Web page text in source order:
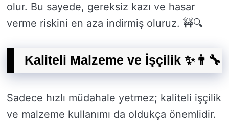
olur. Bu sayede, gereksiz kazı ve hasar
verme riskini en aza indirmiş oluruz. 🚧🔍
Kaliteli Malzeme ve İşçilik ✨👨‍🔧
Sadece hızlı müdahale yetmez; kaliteli işçilik
ve malzeme kullanımı da oldukça önemlidir.